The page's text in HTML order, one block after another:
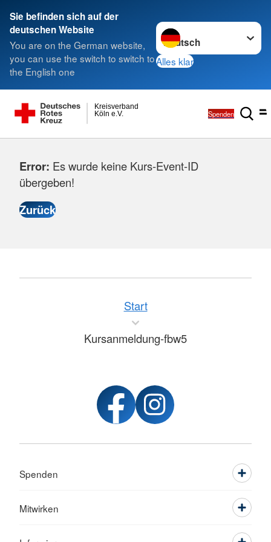
Sie befinden sich auf der
deutschen Website
You are on the German website,
you can use the switch to switch to
the English one
Sprache wechseln zu
Alles klar
Köln e.V.
Kreisverband
Spenden
Error: Es wurde keine Kurs-Event-ID
übergeben!
Start
Kursanmeldung-fbw5
Spenden
Mitwirken